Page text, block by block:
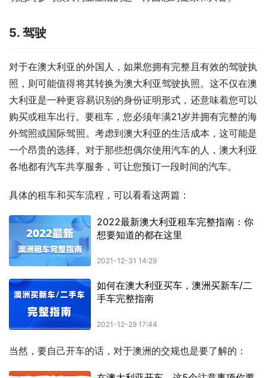
5. 驾驶
对于在澳大利亚的外国人，如果您拥有完整且有效的驾驶执
照，则可能值得将其转换为澳大利亚驾驶执照。这不仅在澳
大利亚是一种更容易识别的身份证明形式，还意味着您可以
购买或租车出行。要租车，您必须年满21岁并拥有完整的海
外驾照或国际驾照。考虑到澳大利亚的生活成本，这可能是
一个昂贵的选择。对于那些想偶尔使用汽车的人，澳大利亚
各地都有汽车共享服务，可让您预订一段时间的汽车。
具体的租车和买车流程，可以看看这两篇：
当然，要自己开车的话，对于澳洲的交规也是要了解的：